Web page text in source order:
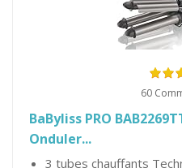
60
BaByliss PRO
Onduler...
3 tubes chauffants